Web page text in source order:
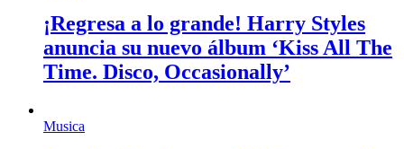
¡Regresa a lo grande! Harry Styles
anuncia su nuevo álbum ‘Kiss All The
Time. Disco, Occasionally’
Musica